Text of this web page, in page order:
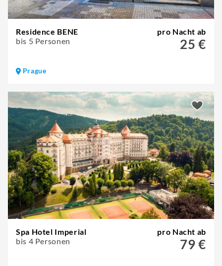
Residence BENE
bis 5 Personen
pro Nacht ab
25 €
Prague
Spa Hotel Imperial
bis 4 Personen
pro Nacht ab
79 €